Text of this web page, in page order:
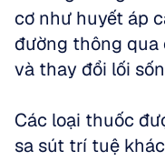
cơ như huyết áp
đường thông qua
và thay đổi lối
Các loại thuốc
sa sút trí tuệ